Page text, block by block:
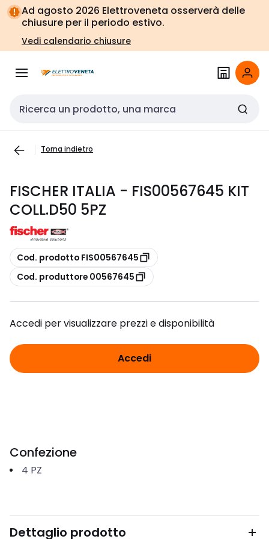
Vai alla
navigazione
Vai
alla
pagina
Ad agosto 2026 Elettroveneta osserverà delle
chiusure per il periodo estivo.
Vedi calendario chiusure
Cerca input
Torna indietro
FISCHER ITALIA - FIS00567645 KIT
COLL.D50 5PZ
copia
Cod. prodotto FIS00567645
copia
Cod. produttore 00567645
Accedi per visualizzare prezzi e disponibilità
Accedi
Confezione
4 PZ
Dettaglio prodotto